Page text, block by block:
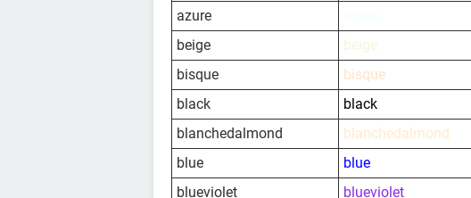
azure
beige
beige
bisque
bisque
black
black
blanchedalmond
blanchedalmond
blue
blue
blueviolet
blueviolet